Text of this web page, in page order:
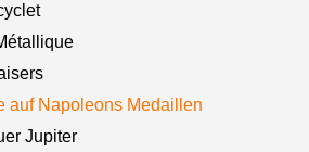
auf Napoleons Medaillen
Jupiter